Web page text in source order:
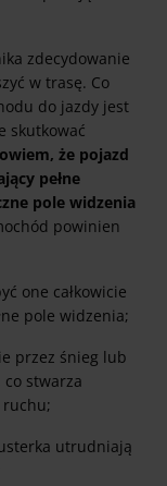
zdecydowanie
w trasę. Co
do jazdy jest
skutkować
że pojazd
pełne
pole widzenia
powinien
one całkowicie
pole widzenia;
przez śnieg lub
stwarza
utrudniają